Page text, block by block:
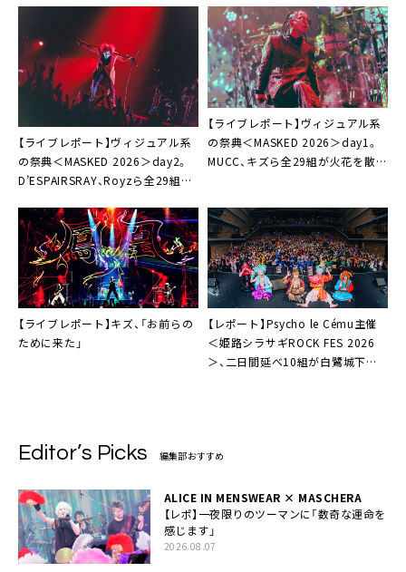
【ライブレポート】ヴィジュアル系
の祭典＜MASKED 2026＞day2。
D’ESPAIRSRAY、Royzら全29組が
刺そうぜ、MASKED！」
【ライブレポート】ヴィジュアル系
の祭典＜MASKED 2026＞day1。
MUCC、キズら全29組が火花を散ら
【ライブレポート】キズ、「お前らの
ために来た」
【レポート】Psycho le Cému主催
＜姫路シラサギROCK FES 2026
＞、二日間延べ10組が白鷺城下で
Editor’s Picks 編集部おすすめ
ALICE IN MENSWEAR × MASCHERA
【レポ】一夜限りのツーマンに「数奇な運命を
感じます」
2026.08.07